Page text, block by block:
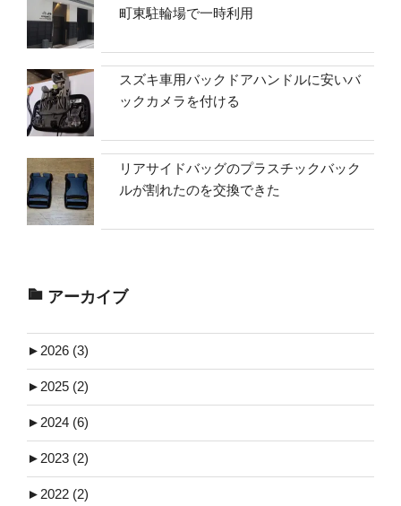
町東駐輪場で一時利用
スズキ車用バックドアハンドルに安いバ
ックカメラを付ける
リアサイドバッグのプラスチックバック
ルが割れたのを交換できた
アーカイブ
► 2026 (3)
► 2025 (2)
► 2024 (6)
► 2023 (2)
► 2022 (2)